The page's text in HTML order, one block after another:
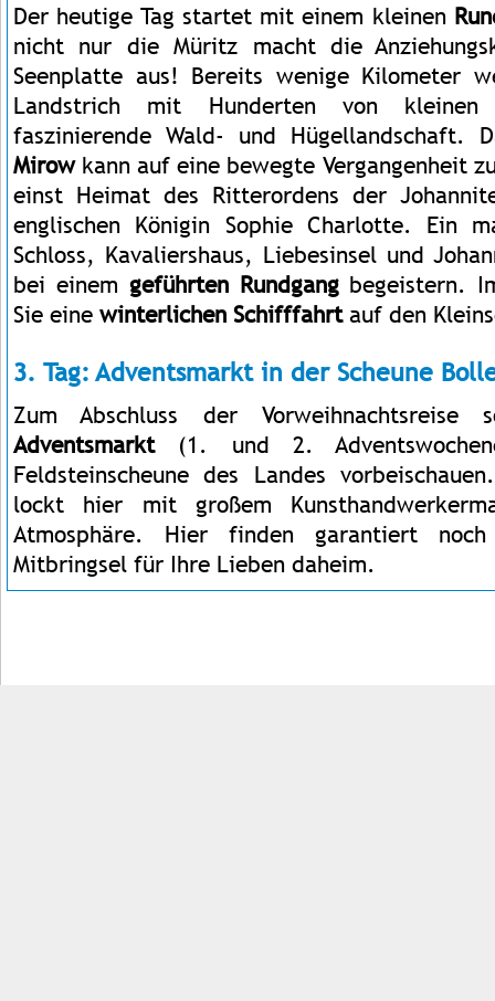
Der heutige Tag startet mit einem kleinen
nicht nur die Müritz macht die
Seenplatte aus! Bereits wenige Kilometer
Landstrich mit Hunderten von
faszinierende Wald- und Hügellandschaft.
Mirow kann auf eine bewegte Vergangenheit
einst Heimat des Ritterordens der
englischen Königin Sophie Charlotte. Ein
Schloss, Kavaliershaus, Liebesinsel und
bei einem geführten Rundgangbegeistern.
Sie eine winterlichen Schifffahrtauf den
3. Tag: Adventsmarkt in der Scheune
Zum Abschluss der
Adventsmarkt (1. und 2.
Feldsteinscheune des Landes
lockt hier mit großem
Atmosphäre. Hier finden garantiert
Mitbringsel für Ihre Lieben daheim.